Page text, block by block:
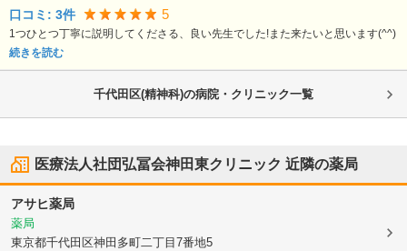
口コミ: 3件 5
1つひとつ丁寧に説明してくださる、良い先生でした!また来たいと思います(^^)
続きを読む
千代田区(精神科)の病院・クリニック一覧
医療法人社団弘冨会神田東クリニック 近隣の薬局
アサヒ薬局
薬局
東京都千代田区神田多町二丁目7番地5